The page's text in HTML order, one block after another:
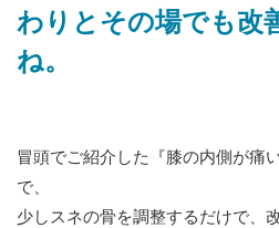
わりとその場でも改
ね。
冒頭でご紹介した『膝の内側が痛
で、
少しスネの骨を調整するだけで、